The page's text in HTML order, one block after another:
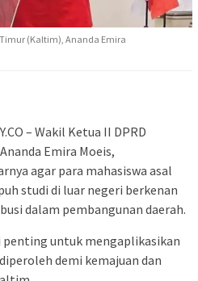
(Kaltim), Ananda Emira
– Wakil Ketua II DPRD
Emira Moeis,
agar para mahasiswa asal
studi di luar negeri berkenan
dalam pembangunan daerah.
untuk mengaplikasikan
demi kemajuan dan